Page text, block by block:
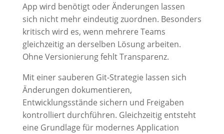
App wird benötigt oder Änderungen lassen
sich nicht mehr eindeutig zuordnen. Besonders
kritisch wird es, wenn mehrere Teams
gleichzeitig an derselben Lösung arbeiten.
Ohne Versionierung fehlt Transparenz.
Mit einer sauberen Git-Strategie lassen sich
Änderungen dokumentieren,
Entwicklungsstände sichern und Freigaben
kontrolliert durchführen. Gleichzeitig entsteht
eine Grundlage für modernes Application